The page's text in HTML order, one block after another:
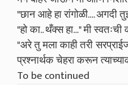
"छान आहे हा रांगोळी.... अगदी
"हो का.. थँक्स हा..." मी
"अरे तु मला काही तरी
प्रश्नार्थक चेहरा करून
To be continued